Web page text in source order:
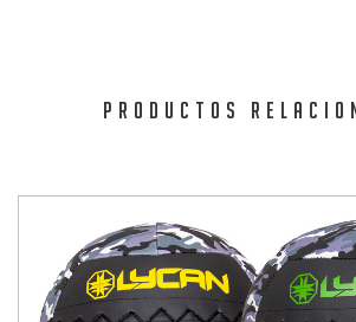
PRODUCTOS